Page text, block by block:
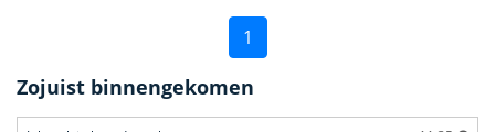
1
Zojuist binnengekomen